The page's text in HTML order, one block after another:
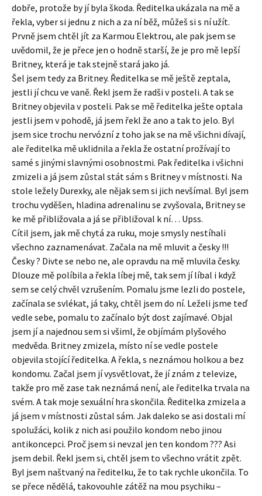
dobře, protože by jí byla škoda. Ředitelka ukázala na mě a
řekla, vyber si jednu z nich a za ní běž, můžeš si s ní užít.
Prvně jsem chtěl jít za Karmou Elektrou, ale pak jsem se
uvědomil, že je přece jen o hodně starší, že je pro mě lepší
Britney, která je tak stejně stará jako já.
Šel jsem tedy za Britney. Ředitelka se mě ještě zeptala,
jestli jí chcu ve vaně. Řekl jsem že radši v posteli. A tak se
Britney objevila v posteli. Pak se mě ředitelka ješte optala
jestli jsem v pohodě, já jsem řekl že ano a tak to jelo. Byl
jsem sice trochu nervózní z toho jak se na mě všichni dívají,
ale ředitelka mě uklidnila a řekla že ostatní prožívají to
samé s jinými slavnými osobnostmi. Pak ředitelka i všichni
zmizeli a já jsem zůstal stát sám s Britney v místnosti. Na
stole ležely Durexky, ale nějak sem si jich nevšímal. Byl jsem
trochu vyděšen, hladina adrenalinu se zvyšovala, Britney se
ke mě přibližovala a já se přibližoval k ní… Upss.
Cítil jsem, jak mě chytá za ruku, moje smysly nestíhali
všechno zaznamenávat. Začala na mě mluvit a česky !!!
Česky ? Divte se nebo ne, ale opravdu na mě mluvila česky.
Dlouze mě políbila a řekla líbej mě, tak sem jí líbal i když
sem se celý chvěl vzrušením. Pomalu jsme lezli do postele,
začínala se svlékat, já taky, chtěl jsem do ní. Leželi jsme teď
vedle sebe, pomalu to začínalo být dost zajímavé. Objal
jsem jí a najednou sem si všiml, že objímám plyšového
medvěda. Britney zmizela, místo ní se vedle postele
objevila stojící ředitelka. A řekla, s neznámou holkou a bez
kondomu. Začal jsem jí vysvětlovat, že jí znám z televize,
takže pro mě zase tak neznámá není, ale ředitelka trvala na
svém. A tak moje sexuální hra skončila. Ředitelka zmizela a
já jsem v místnosti zůstal sám. Jak daleko se asi dostali mí
spolužáci, kolik z nich asi použilo kondom nebo jinou
antikoncepci. Proč jsem si nevzal jen ten kondom ??? Asi
jsem debil. Řekl jsem si, chtěl jsem to všechno vrátit zpět.
Byl jsem naštvaný na ředitelku, že to tak rychle ukončila. To
se přece nědělá, takovouhle zátěž na mou psychiku –